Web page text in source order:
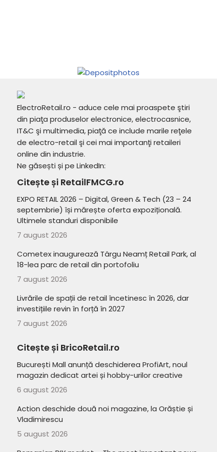
ElectroRetail.ro - aduce cele mai proaspete ştiri
din piaţa produselor electronice, electrocasnice,
IT&C şi multimedia, piaţă ce include marile reţele
de electro-retail şi cei mai importanţi retaileri
online din industrie.
Ne găsești și pe LinkedIn:
Citește și RetailFMCG.ro
EXPO RETAIL 2026 – Digital, Green & Tech (23 – 24
septembrie) își mărește oferta expozițională.
Ultimele standuri disponibile
7 august 2026
Cometex inaugurează Târgu Neamț Retail Park, al
18-lea parc de retail din portofoliu
7 august 2026
Livrările de spații de retail încetinesc în 2026, dar
investițiile revin în forță în 2027
7 august 2026
Citește și BricoRetail.ro
București Mall anunță deschiderea ProfiArt, noul
magazin dedicat artei și hobby-urilor creative
6 august 2026
Action deschide două noi magazine, la Orăștie și
Vladimirescu
5 august 2026